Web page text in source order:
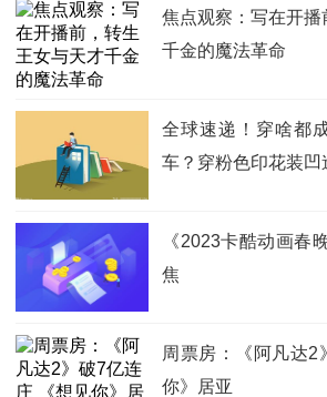
焦点观察：写在开
千金的魔法革命
全球速递！穿啥都
车？穿粉色印花装
《2023卡酷动画春
焦
周票房：《阿凡达2
你》居亚